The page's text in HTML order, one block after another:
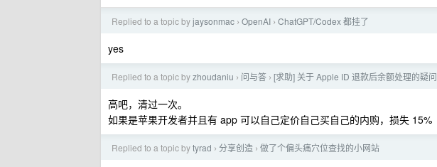
Replied to a topic byjaysonmac › OpenAI › ChatGPT/Codex 都挂了
yes
Replied to a topic byzhoudaniu › 问与答 › [求助] 关于 Apple ID 退款后余额处理的疑问
高吧，清过一次。
如果是苹果开发者并且有 app 可以自己定价自己买自己的内购，损失 15%
Replied to a topic bytyrad › 分享创造 › 做了个偏头痛穴位查找的小网站